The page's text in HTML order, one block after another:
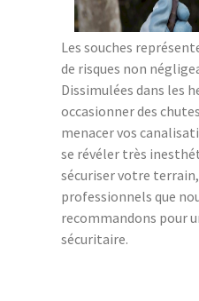
Les souches
de risques non
Dissimulées dans les
occasionner des
menacer vos
se révéler très
sécuriser votre
professionnels que
recommandons pour
sécuritaire.